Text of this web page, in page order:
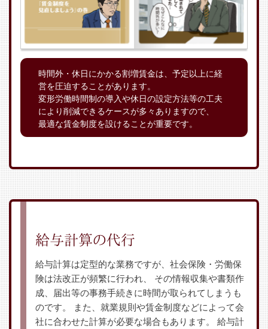
時間外・休日にかかる割増賃金は、予定以上に経
営を圧迫することがあります。
変形労働時間制の導入や休日の設定方法等の工夫
により削減できるケースが多々ありますので、
最適な賃金制度を設けることが重要です。
給与計算の代行
給与計算は定型的な業務ですが、社会保険・労働保
険は法改正が頻繁に行われ、
その情報収集や書類作
成、届出等の事務手続きに時間が取られてしまうも
のです。
また、就業規則や賃金制度などによって会
社に合わせた計算が必要な場合もあります。
給与計